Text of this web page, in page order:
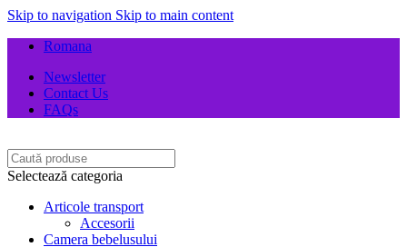
Skip to navigation Skip to main content
Romana
Newsletter
Contact Us
FAQs
Selectează categoria
Articole transport
Accesorii
Camera bebelusului